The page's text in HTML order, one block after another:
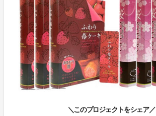
＼このプロジェクトをシェア／